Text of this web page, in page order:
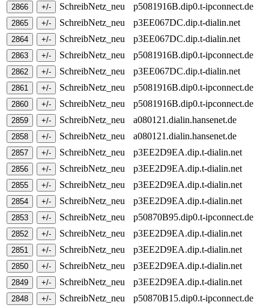
SchreibNetz_neu
p5081916B.dip0.t-ipconnect.de
SchreibNetz_neu
p3EE067DC.dip.t-dialin.net
SchreibNetz_neu
p3EE067DC.dip.t-dialin.net
SchreibNetz_neu
p5081916B.dip0.t-ipconnect.de
SchreibNetz_neu
p3EE067DC.dip.t-dialin.net
SchreibNetz_neu
p5081916B.dip0.t-ipconnect.de
SchreibNetz_neu
p5081916B.dip0.t-ipconnect.de
SchreibNetz_neu
a080121.dialin.hansenet.de
SchreibNetz_neu
a080121.dialin.hansenet.de
SchreibNetz_neu
p3EE2D9EA.dip.t-dialin.net
SchreibNetz_neu
p3EE2D9EA.dip.t-dialin.net
SchreibNetz_neu
p3EE2D9EA.dip.t-dialin.net
SchreibNetz_neu
p3EE2D9EA.dip.t-dialin.net
SchreibNetz_neu
p50870B95.dip0.t-ipconnect.de
SchreibNetz_neu
p3EE2D9EA.dip.t-dialin.net
SchreibNetz_neu
p3EE2D9EA.dip.t-dialin.net
SchreibNetz_neu
p3EE2D9EA.dip.t-dialin.net
SchreibNetz_neu
p3EE2D9EA.dip.t-dialin.net
SchreibNetz_neu
p50870B15.dip0.t-ipconnect.de